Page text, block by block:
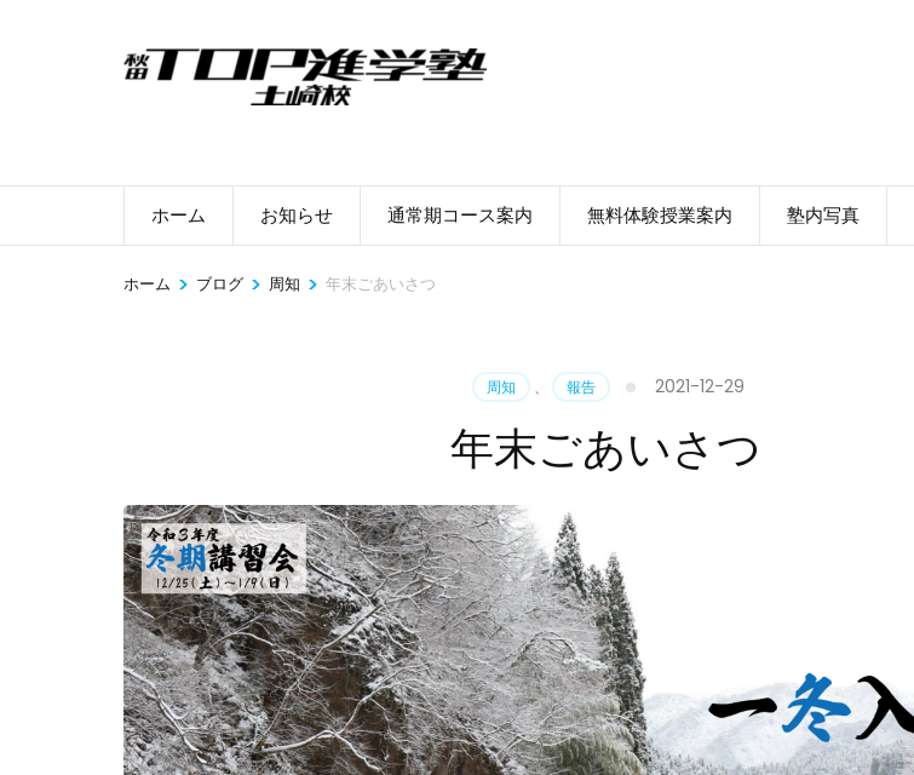
へ
キ
ホーム お知らせ 通常期コース案内 無料体験授業案内 塾内写真
ホーム > ブログ > 周知 > 年末ごあいさつ
周知 、 報告 2021-12-29
年末ごあいさつ